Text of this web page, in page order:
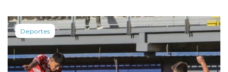
Deportes